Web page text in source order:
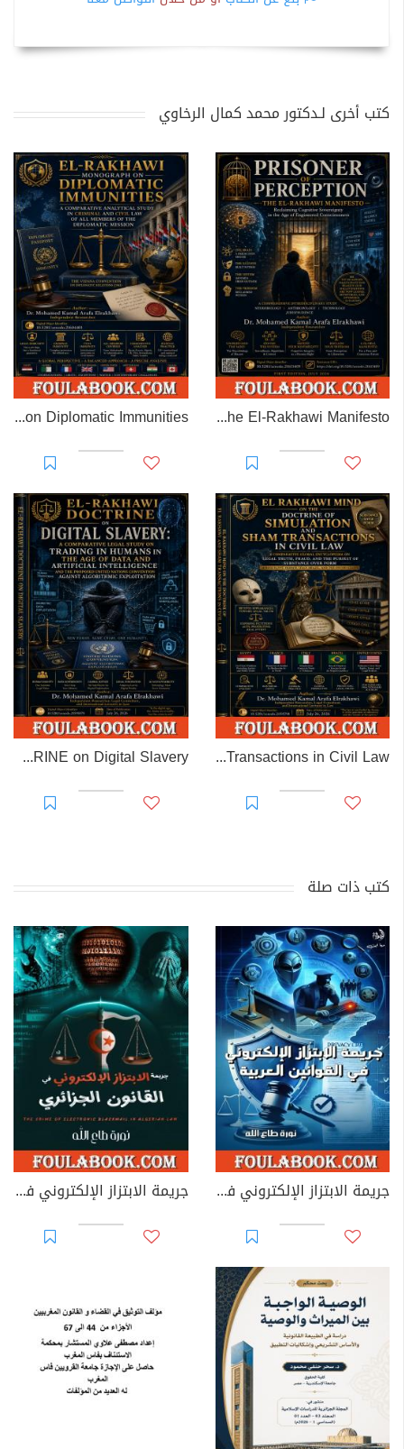
كتب أخرى لـدكتور محمد كمال الرخاوي
Prisoner of Perception: The El-Rakhawi Manifesto
EL-RAKHAWI MONOGRAPH on Diplomatic Immunities
EL RAKHAWI MIND on the Doctrine of Simulation and Sham Transactions in Civil Law
EL-RAKHAWI DOCTRINE on Digital Slavery
كتب ذات صلة
جريمة الابتزاز الإلكتروني في القوانين العربية جريمة الابتزاز الإلكتروني في القانون الجزائري